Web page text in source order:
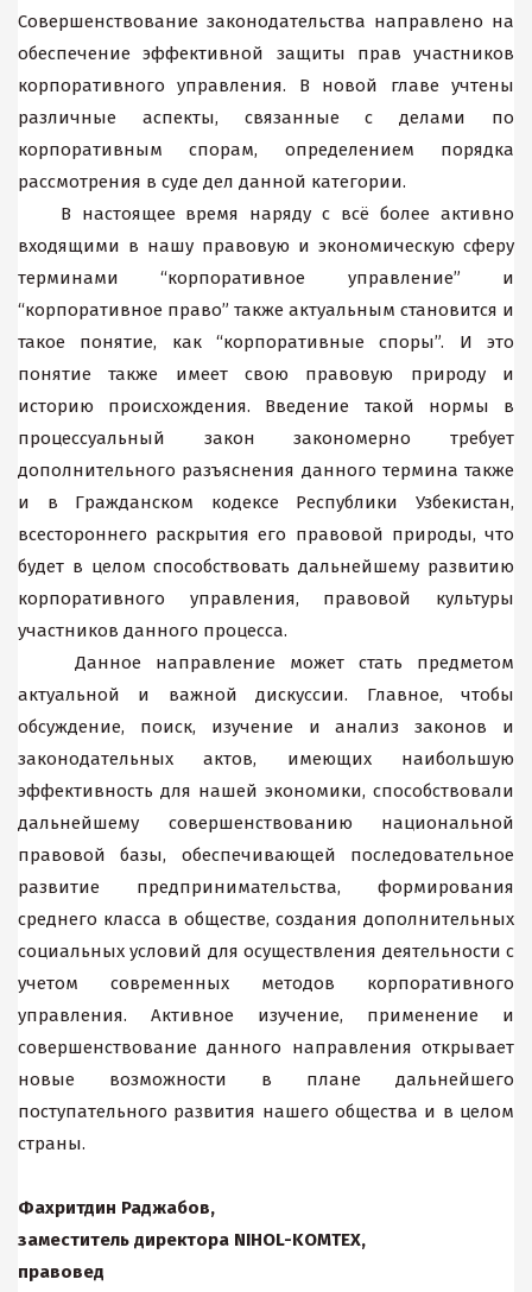
Совершенствование законодательства направлено на
обеспечение эффективной защиты прав участников
корпоративного управления. В новой главе учтены
различные аспекты, связанные с делами по
корпоративным спорам, определением порядка
рассмотрения в суде дел данной категории.
В настоящее время наряду с всё более активно
входящими в нашу правовую и экономическую сферу
терминами “корпоративное управление” и
“корпоративное право” также актуальным становится и
такое понятие, как “корпоративные споры”. И это
понятие также имеет свою правовую природу и
историю происхождения. Введение такой нормы в
процессуальный закон закономерно требует
дополнительного разъяснения данного термина также
и в Гражданском кодексе Республики Узбекистан,
всестороннего раскрытия его правовой природы, что
будет в целом способствовать дальнейшему развитию
корпоративного управления, правовой культуры
участников данного процесса.
Данное направление может стать предметом
актуальной и важной дискуссии. Главное, чтобы
обсуждение, поиск, изучение и анализ законов и
законодательных актов, имеющих наибольшую
эффективность для нашей экономики, способствовали
дальнейшему совершенствованию национальной
правовой базы, обеспечивающей последовательное
развитие предпринимательства, формирования
среднего класса в обществе, создания дополнительных
социальных условий для осуществления деятельности с
учетом современных методов корпоративного
управления. Активное изучение, применение и
совершенствование данного направления открывает
новые возможности в плане дальнейшего
поступательного развития нашего общества и в целом
страны.
Фахритдин Раджабов,
заместитель директора NIHOL-KOMTEX,
правовед